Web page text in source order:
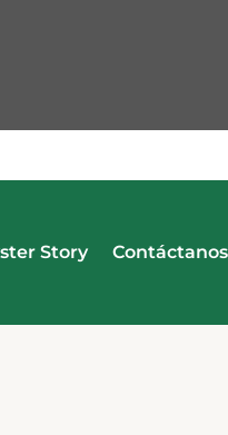
Story Contáctanos